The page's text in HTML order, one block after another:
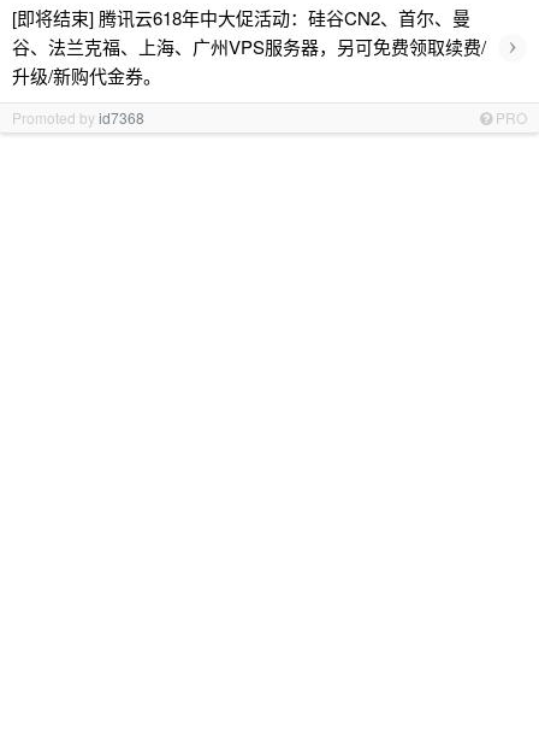
[即将结束] 腾讯云618年中大促活动：硅谷CN2、首尔、曼
谷、法兰克福、上海、广州VPS服务器，另可免费领取续费/
升级/新购代金券。
›
Promoted byid7368 PRO